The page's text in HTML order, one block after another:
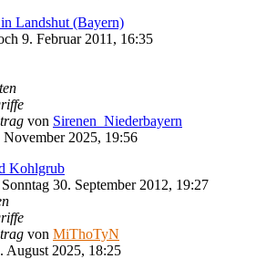
Landshut (Bayern)
9. Februar 2011, 16:35
von Sirenen_Niederbayern
November 2025, 19:56
Kohlgrub
Sonntag 30. September 2012, 19:27
von MiThoTyN
August 2025, 18:25